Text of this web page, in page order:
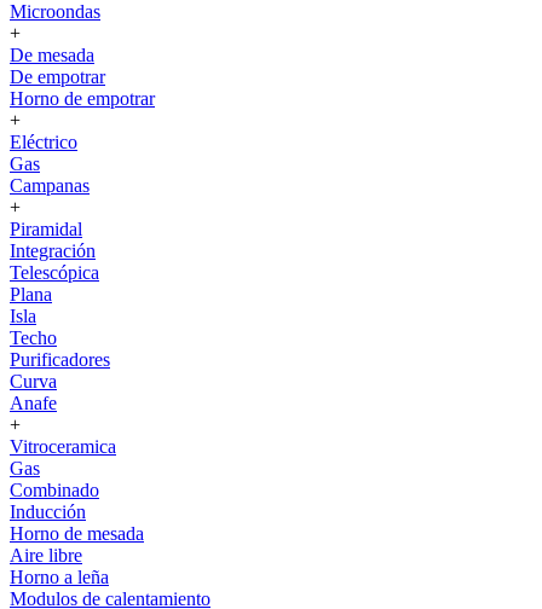
Microondas
+
De mesada
De empotrar
Horno de empotrar
+
Eléctrico
Gas
Campanas
+
Piramidal
Integración
Telescópica
Plana
Isla
Techo
Purificadores
Curva
Anafe
+
Vitroceramica
Gas
Combinado
Inducción
Horno de mesada
Aire libre
Horno a leña
Modulos de calentamiento